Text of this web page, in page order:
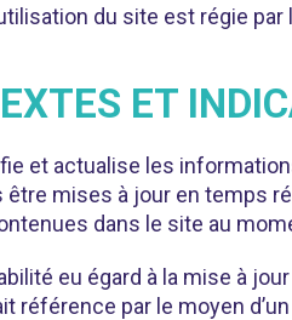
du site est régie
ET
et actualise les
mises à jour en temps
dans le site au
eu égard à la mise à
référence par le moyen